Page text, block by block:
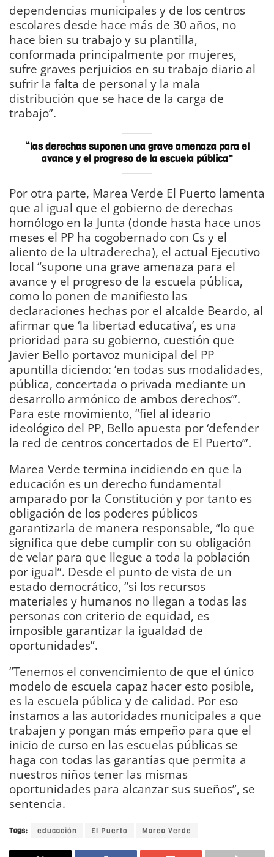
dependencias municipales y de los centros
escolares desde hace más de 30 años, no
hace bien su trabajo y su plantilla,
conformada principalmente por mujeres,
sufre graves perjuicios en su trabajo diario al
sufrir la falta de personal y la mala
distribución que se hace de la carga de
trabajo”.
“las derechas suponen una grave amenaza para el
avance y el progreso de la escuela pública”
Por otra parte, Marea Verde El Puerto lamenta
que al igual que el gobierno de derechas
homólogo en la Junta (donde hasta hace unos
meses el PP ha cogobernado con Cs y el
aliento de la ultraderecha), el actual Ejecutivo
local “supone una grave amenaza para el
avance y el progreso de la escuela pública,
como lo ponen de manifiesto las
declaraciones hechas por el alcalde Beardo, al
afirmar que ‘la libertad educativa’, es una
prioridad para su gobierno, cuestión que
Javier Bello portavoz municipal del PP
apuntilla diciendo: ‘en todas sus modalidades,
pública, concertada o privada mediante un
desarrollo armónico de ambos derechos’”.
Para este movimiento, “fiel al ideario
ideológico del PP, Bello apuesta por ‘defender
la red de centros concertados de El Puerto’”.
Marea Verde termina incidiendo en que la
educación es un derecho fundamental
amparado por la Constitución y por tanto es
obligación de los poderes públicos
garantizarla de manera responsable, “lo que
significa que debe cumplir con su obligación
de velar para que llegue a toda la población
por igual”. Desde el punto de vista de un
estado democrático, “si los recursos
materiales y humanos no llegan a todas las
personas con criterio de equidad, es
imposible garantizar la igualdad de
oportunidades”.
“Tenemos el convencimiento de que el único
modelo de escuela capaz hacer esto posible,
es la escuela pública y de calidad. Por eso
instamos a las autoridades municipales a que
trabajen y pongan más empeño para que el
inicio de curso en las escuelas públicas se
haga con todas las garantías que permita a
nuestros niños tener las mismas
oportunidades para alcanzar sus sueños”, se
sentencia.
Tags: educación El Puerto Marea Verde